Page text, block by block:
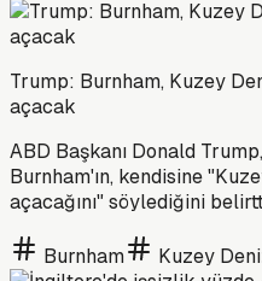
Trump: Burnham, Kuzey
açacak
ABD Başkanı Donald
Burnham'ın, kendisine
açacağını" söylediğini
Burnham Kuzey